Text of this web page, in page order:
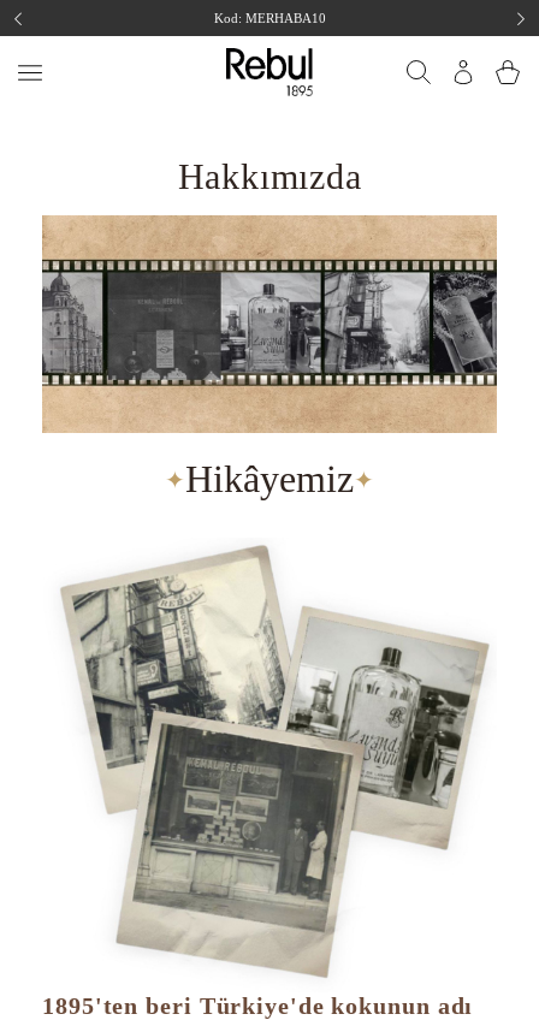
Kod: MERHABA10
Hakkımızda
Hikâyemiz
1895'ten beri Türkiye'de kokunun adı